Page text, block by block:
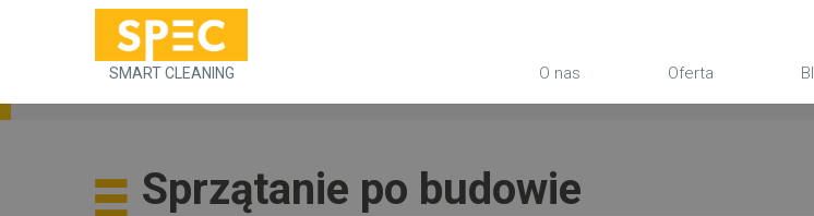
SMART CLEANING O nas Oferta
Sprzątanie po budowie